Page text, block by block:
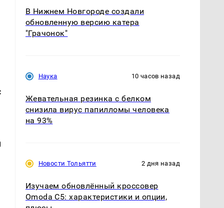
В Нижнем Новгороде создали
обновленную версию катера
"Грачонок"
Наука 10 часов назад
Жевательная резинка с белком
снизила вирус папилломы человека
на 93%
Новости Тольятти 2 дня назад
Изучаем обновлённый кроссовер
Omoda C5: характеристики и опции,